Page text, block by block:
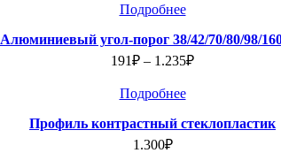
Подробнее
Алюминиевый угол-порог 38/42/70/80/98/
191₽ – 1.235₽
Подробнее
Профиль контрастный стеклопластик
1.300₽